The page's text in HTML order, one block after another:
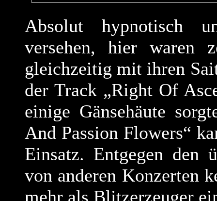
Absolut hypnotisch
versehen, hier waren
gleichzeitig mit ihren
der Track „Right Of
einige Gänsehäute
And Passion Flowers“
Einsatz. Entgegen den
von anderen Konzerten
mehr als Blitzerzeuger